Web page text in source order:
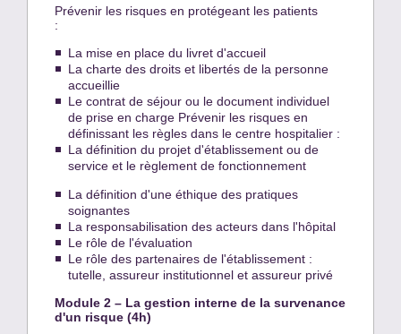
Prévenir les risques en protégeant les patients
:
La mise en place du livret d'accueil
La charte des droits et libertés de la personne
accueillie
Le contrat de séjour ou le document individuel
de prise en charge Prévenir les risques en
définissant les règles dans le centre hospitalier :
La définition du projet d'établissement ou de
service et le règlement de fonctionnement
La définition d'une éthique des pratiques
soignantes
La responsabilisation des acteurs dans l'hôpital
Le rôle de l'évaluation
Le rôle des partenaires de l'établissement :
tutelle, assureur institutionnel et assureur privé
Module 2 – La gestion interne de la survenance
d'un risque (4h)